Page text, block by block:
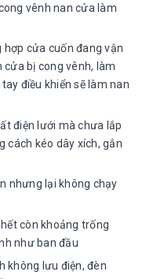
vênh nan cửa làm
cửa cuốn đang vận
bị cong vênh, làm
điều khiển sẽ làm nan
điện lưới mà chưa lắp
cách kéo dây xích, gắn
nhưng lại không chạy
còn khoảng trống
như ban đầu
không lưu điện, đèn